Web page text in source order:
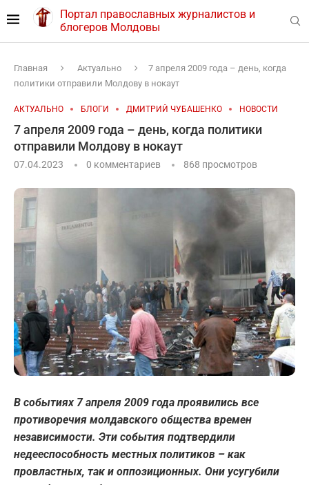
Портал православных журналистов и
блогеров Молдовы
Главная Актуально
7 апреля 2009 года – день, когда
политики отправили Молдову в нокаут
АКТУАЛЬНО БЛОГИ ДМИТРИЙ ЧУБАШЕНКО НОВОСТИ
7 апреля 2009 года – день, когда политики
отправили Молдову в нокаут
07.04.2023 0 комментариев 868 просмотров
В событиях 7 апреля 2009 года проявились все
противоречия молдавского общества времен
независимости. Эти события подтвердили
недееспособность местных политиков – как
провластных, так и оппозиционных. Они усугубили